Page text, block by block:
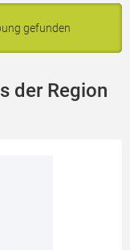
gefunden
der Region